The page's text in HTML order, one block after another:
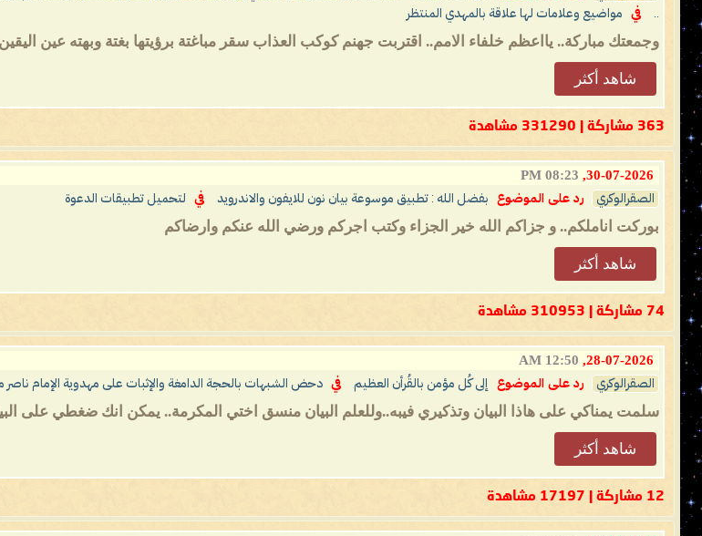
..
في مواضيع وعلامات لها علاقة بالمهدي المنتظر
وجمعتك مباركة.. يااعظم خلفاء الامم.. اقتربت جهنم كوكب العذاب سقر مباغتة برؤيتها بغتة وبهته عين
شاهد أكثر
363 مشاركة | 331290 مشاهدة
30-07-2026,
08:23 PM
الصقرالوكري رد على الموضوع بفضل الله : تطبيق موسوعة بيان نون للايفون والاندرويد في لتحميل تطبيقات الدعوة
بوركت اناملكم.. و جزاكم الله خير الجزاء وكتب اجركم ورضي الله عنكم وارضاكم
شاهد أكثر
74 مشاركة | 310953 مشاهدة
28-07-2026,
12:50 AM
الصقرالوكري رد على الموضوع إلى كُل مؤمن بالقُرأن العظيم في دحض الشبهات بالحجة الدامغة والإثبات على مهدوية الإمام ناصر
سلمت يمناكي على هاذا البيان وتذكيري فيبه..وللعلم البيان منسق اختي المكرمة.. يمكن انك ضغطي
شاهد أكثر
12 مشاركة | 17197 مشاهدة